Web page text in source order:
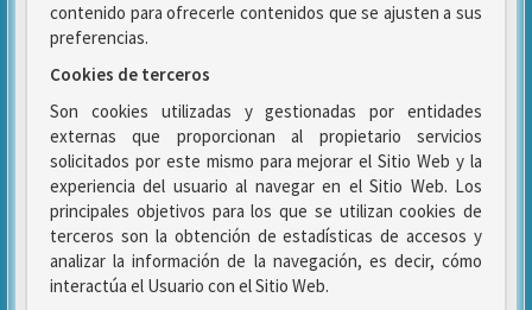
contenido para ofrecerle contenidos que se ajusten a sus
preferencias.
Cookies de terceros
Son cookies utilizadas y gestionadas por entidades
externas que proporcionan al propietario servicios
solicitados por este mismo para mejorar el Sitio Web y la
experiencia del usuario al navegar en el Sitio Web. Los
principales objetivos para los que se utilizan cookies de
terceros son la obtención de estadísticas de accesos y
analizar la información de la navegación, es decir, cómo
interactúa el Usuario con el Sitio Web.